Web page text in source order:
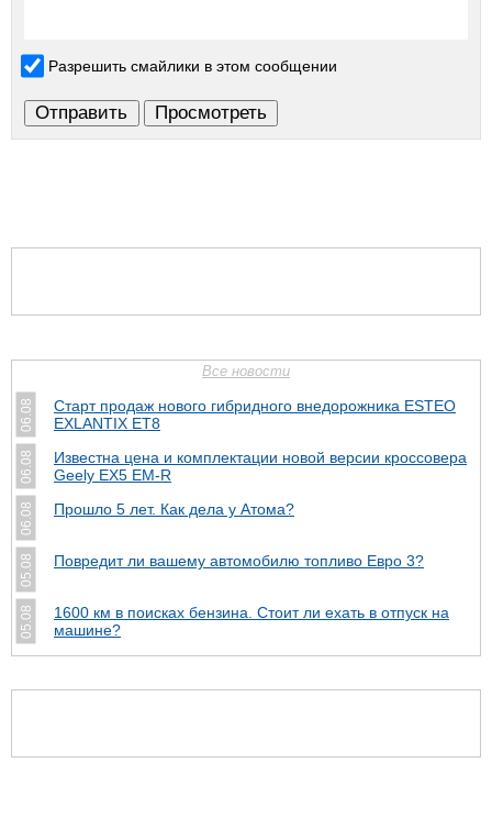
Разрешить смайлики в этом сообщении
Все новости
06.08
Старт продаж нового гибридного внедорожника ESTEO
EXLANTIX ET8
06.08
Известна цена и комплектации новой версии кроссовера
Geely EX5 EM-R
06.08 Прошло 5 лет. Как дела у Атома?
05.08 Повредит ли вашему автомобилю топливо Евро 3?
05.08
1600 км в поисках бензина. Стоит ли ехать в отпуск на
машине?